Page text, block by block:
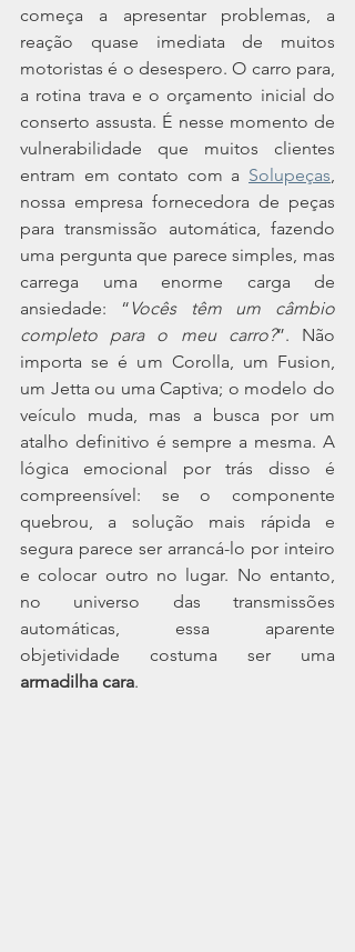
começa a apresentar problemas, a
reação quase imediata de muitos
motoristas é o desespero. O carro para,
a rotina trava e o orçamento inicial do
conserto assusta. É nesse momento de
vulnerabilidade que muitos clientes
entram em contato com a Solupeças,
nossa empresa fornecedora de peças
para transmissão automática, fazendo
uma pergunta que parece simples, mas
carrega uma enorme carga de
ansiedade: “Vocês têm um câmbio
completo para o meu carro?”. Não
importa se é um Corolla, um Fusion,
um Jetta ou uma Captiva; o modelo do
veículo muda, mas a busca por um
atalho definitivo é sempre a mesma. A
lógica emocional por trás disso é
compreensível: se o componente
quebrou, a solução mais rápida e
segura parece ser arrancá-lo por inteiro
e colocar outro no lugar. No entanto,
no universo das transmissões
automáticas, essa aparente
armadilha cara.